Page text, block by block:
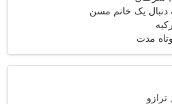
دنبال یک خانم مسن
مدت